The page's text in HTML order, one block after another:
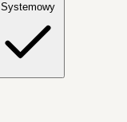
Systemowy